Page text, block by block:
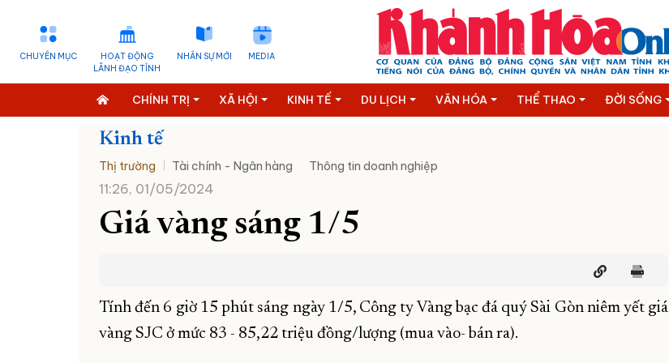
CHUYÊN MỤC
HOẠT ĐỘNG
LÃNH ĐẠO TỈNH
NHÂN SỰ MỚI MEDIA
CHÍNH TRỊ XÃ HỘI KINH TẾ DU LỊCH VĂN HÓA THỂ THAO ĐỜI SỐNG
Kinh tế
Thị trường Tài chính - Ngân hàng Thông tin doanh nghiệp
11:26, 01/05/2024
Giá vàng sáng 1/5
Tính đến 6 giờ 15 phút sáng ngày 1/5, Công ty Vàng bạc đá quý Sài Gòn niêm yết giá
vàng SJC ở mức 83 - 85,22 triệu đồng/lượng (mua vào- bán ra).